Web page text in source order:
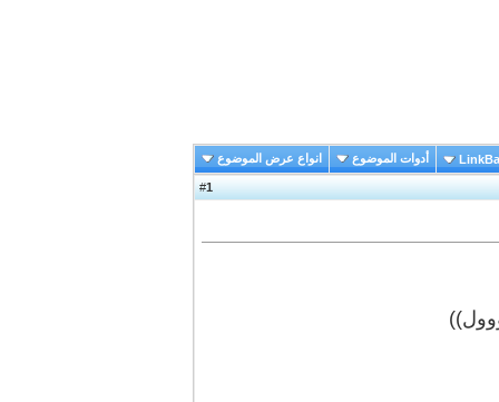
أدوات الموضوع انواع عرض الموضوع
#
1